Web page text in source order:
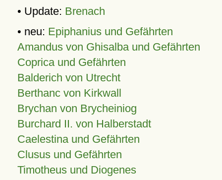
• Update: Brenach
• neu: Epiphanius und Gefährten
Amandus von Ghisalba und Gefährten
Coprica und Gefährten
Balderich von Utrecht
Berthanc von Kirkwall
Brychan von Brycheiniog
Burchard II. von Halberstadt
Caelestina und Gefährten
Clusus und Gefährten
Timotheus und Diogenes